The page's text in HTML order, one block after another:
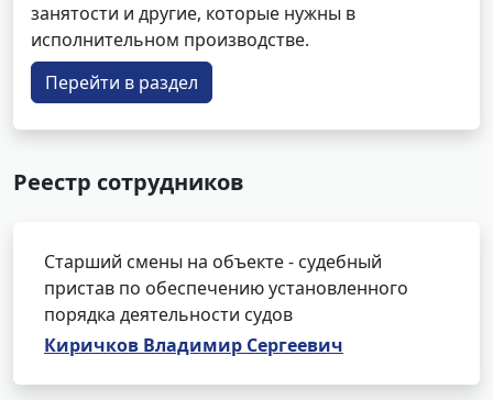
занятости и другие, которые нужны в
исполнительном производстве.
Перейти в раздел
Реестр сотрудников
Старший смены на объекте - судебный
пристав по обеспечению установленного
порядка деятельности судов
Киричков Владимир Сергеевич